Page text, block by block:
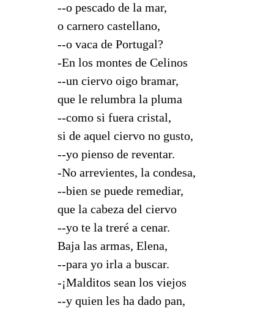
--o pescado de la mar,
o carnero castellano,
--o vaca de Portugal?
-En los montes de Celinos
--un ciervo oigo bramar,
que le relumbra la pluma
--como si fuera cristal,
si de aquel ciervo no gusto,
--yo pienso de reventar.
-No arrevientes, la condesa,
--bien se puede remediar,
que la cabeza del ciervo
--yo te la treré a cenar.
Baja las armas, Elena,
--para yo irla a buscar.
-¡Malditos sean los viejos
--y quien les ha dado pan,